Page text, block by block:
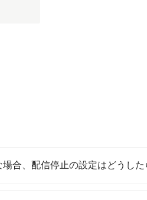
合、配信停止の設定はどうした